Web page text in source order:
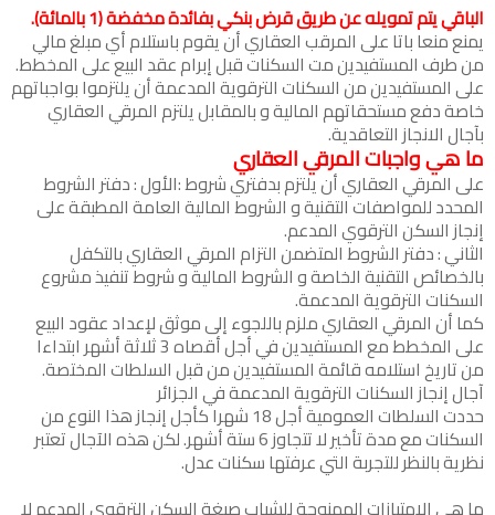
الباقي يتم تمويله عن طريق قرض بنكي بفائدة مخفضة (1 بالمائة).
يمنع منعا باتا على المرقب العقاري أن يقوم باستلام أي مبلغ مالي
من طرف المستفيدين مت السكنات قبل إبرام عقد البيع على المخطط.
على المستفيدين من السكنات الترقوية المدعمة أن يلتزموا بواجباتهم
خاصة دفع مستحقاتهم المالية و بالمقابل يلتزم المرقي العقاري
بآجال الانجاز التعاقدية.
ما هي واجبات المرقي العقاري
على المرقي العقاري أن يلتزم بدفتري شروط :الأول : دفتر الشروط
المحدد للمواصفات التقنية و الشروط المالية العامة المطبقة على
إنجاز السكن الترقوي المدعم.
الثاني : دفتر الشروط المتضمن التزام المرقي العقاري بالتكفل
بالخصائص التقنية الخاصة و الشروط المالية و شروط تنفيذ مشروع
السكنات الترقوية المدعمة.
كما أن المرقي العقاري ملزم باللجوء إلى موثق لإعداد عقود البيع
على المخطط مع المستفيدين في أجل أقصاه 3 ثلاثة أشهر ابتداءا
من تاريخ استلامه قائمة المستفيدين من قبل السلطات المختصة.
آجال إنجاز السكنات الترقوية المدعمة في الجزائر
حددت السلطات العمومية أجل 18 شهرا كأجل إنجاز هذا النوع من
السكنات مع مدة تأخير لا تتجاوز 6 ستة أشهر. لكن هذه الآجال تعتبر
نظرية بالنظر للتجربة التي عرفتها سكنات عدل.